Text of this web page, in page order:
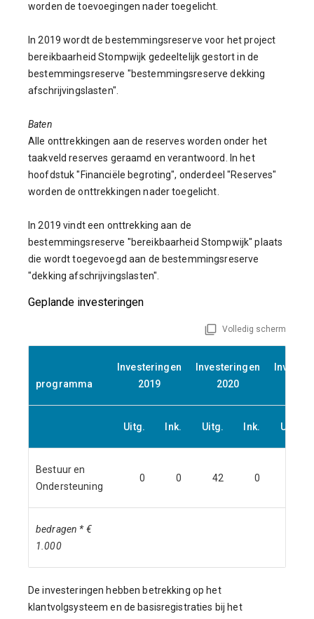
worden de toevoegingen nader toegelicht.
In 2019 wordt de bestemmingsreserve voor het project
bereikbaarheid Stompwijk gedeeltelijk gestort in de
bestemmingsreserve "bestemmingsreserve dekking
afschrijvingslasten".
Baten
Alle onttrekkingen aan de reserves worden onder het
taakveld reserves geraamd en verantwoord. In het
hoofdstuk "Financiële begroting", onderdeel "Reserves"
worden de onttrekkingen nader toegelicht.
In 2019 vindt een onttrekking aan de
bestemmingsreserve "bereikbaarheid Stompwijk" plaats
die wordt toegevoegd aan de bestemmingsreserve
"dekking afschrijvingslasten".
Geplande investeringen
Volledig scherm
programma
Investeringen
2019
Investeringen
2020
Uitg. Ink. Uitg. Ink. Uitg.
Bestuur en
Ondersteuning
0 0 42 0
bedragen * €
1.000
De investeringen hebben betrekking op het
klantvolgsysteem en de basisregistraties bij het